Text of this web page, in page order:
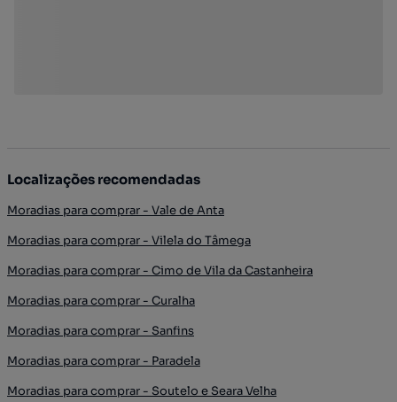
Localizações recomendadas
Moradias para comprar - Vale de Anta
Moradias para comprar - Vilela do Tâmega
Moradias para comprar - Cimo de Vila da Castanheira
Moradias para comprar - Curalha
Moradias para comprar - Sanfins
Moradias para comprar - Paradela
Moradias para comprar - Soutelo e Seara Velha